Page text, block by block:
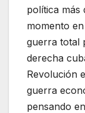
política más
momento
guerra total
derecha
Revolución
guerra
pensando